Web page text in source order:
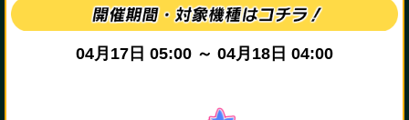
04月17日 05:00 ～ 04月18日 04:00